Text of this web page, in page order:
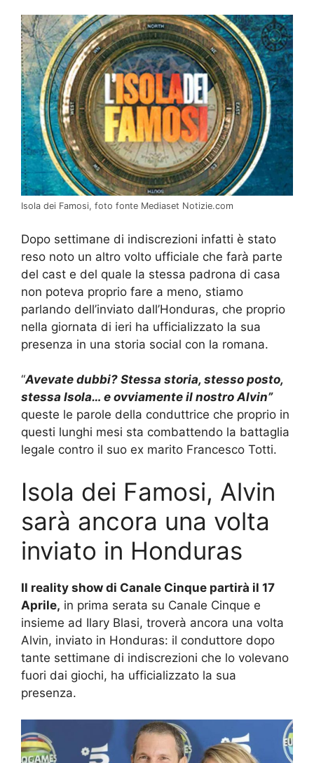
Isola dei Famosi, foto fonte Mediaset Notizie.com
Dopo settimane di indiscrezioni infatti è stato
reso noto un altro volto ufficiale che farà parte
del cast e del quale la stessa padrona di casa
non poteva proprio fare a meno, stiamo
parlando dell’inviato dall’Honduras, che proprio
nella giornata di ieri ha ufficializzato la sua
presenza in una storia social con la romana.
“Avevate dubbi? Stessa storia, stesso posto,
stessa Isola… e ovviamente il nostro Alvin”
queste le parole della conduttrice che proprio in
questi lunghi mesi sta combattendo la battaglia
legale contro il suo ex marito Francesco Totti.
Isola dei Famosi, Alvin
sarà ancora una volta
inviato in Honduras
Il reality show di Canale Cinque partirà il 17
Aprile, in prima serata su Canale Cinque e
insieme ad Ilary Blasi, troverà ancora una volta
Alvin, inviato in Honduras: il conduttore dopo
tante settimane di indiscrezioni che lo volevano
fuori dai giochi, ha ufficializzato la sua
presenza.